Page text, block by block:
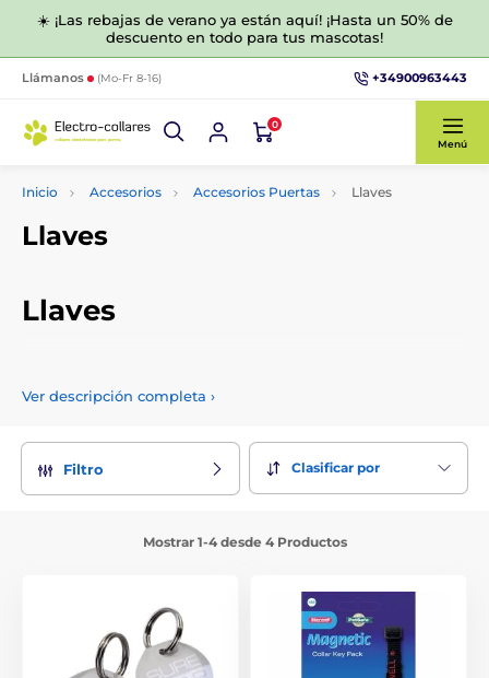
☀️ ¡Las rebajas de verano ya están aquí! ¡Hasta un 50% de
descuento en todo para tus mascotas!
Llámanos (Mo-Fr 8-16) +34900963443
0
Menú
Inicio Accesorios Accesorios Puertas Llaves
Llaves
Llaves
categoría encontrará llaves de repuesto tanto para puertas
Ver descripción completa ›
Filtro Clasificar por
Mostrar 1-4 desde 4 Productos